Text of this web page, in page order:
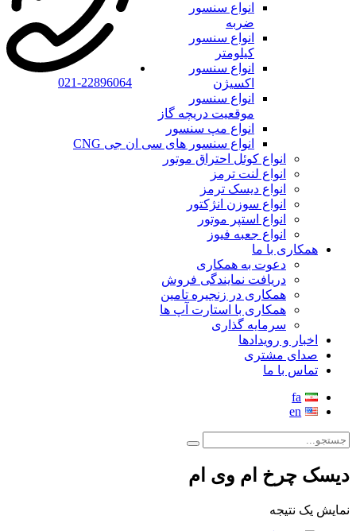
021-22896064
انواع سنسور
ضربه
انواع سنسور
کیلومتر
انواع سنسور
اکسیژن
انواع سنسور
موقعیت دریچه گاز
انواع مپ سنسور
انواع سنسور های سی ان جی CNG
انواع کوئل احتراق موتور
انواع لنت ترمز
انواع دیسک ترمز
انواع سوزن انژکتور
انواع استپر موتور
انواع جعبه فیوز
همکاری با ما
دعوت به همکاری
دریافت نمایندگی فروش
همکاری در زنجیره تامین
همکاری با استارت آپ ها
سرمایه گذاری
اخبار و رویدادها
صدای مشتری
تماس با ما
fa
en
دیسک چرخ ام وی ام
نمایش یک نتیجه